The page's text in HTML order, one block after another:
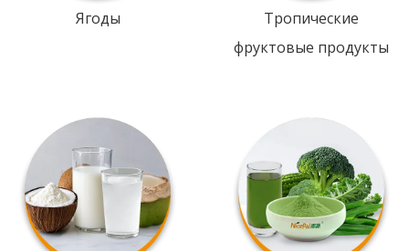
Ягоды
Тропические
фруктовые продукты